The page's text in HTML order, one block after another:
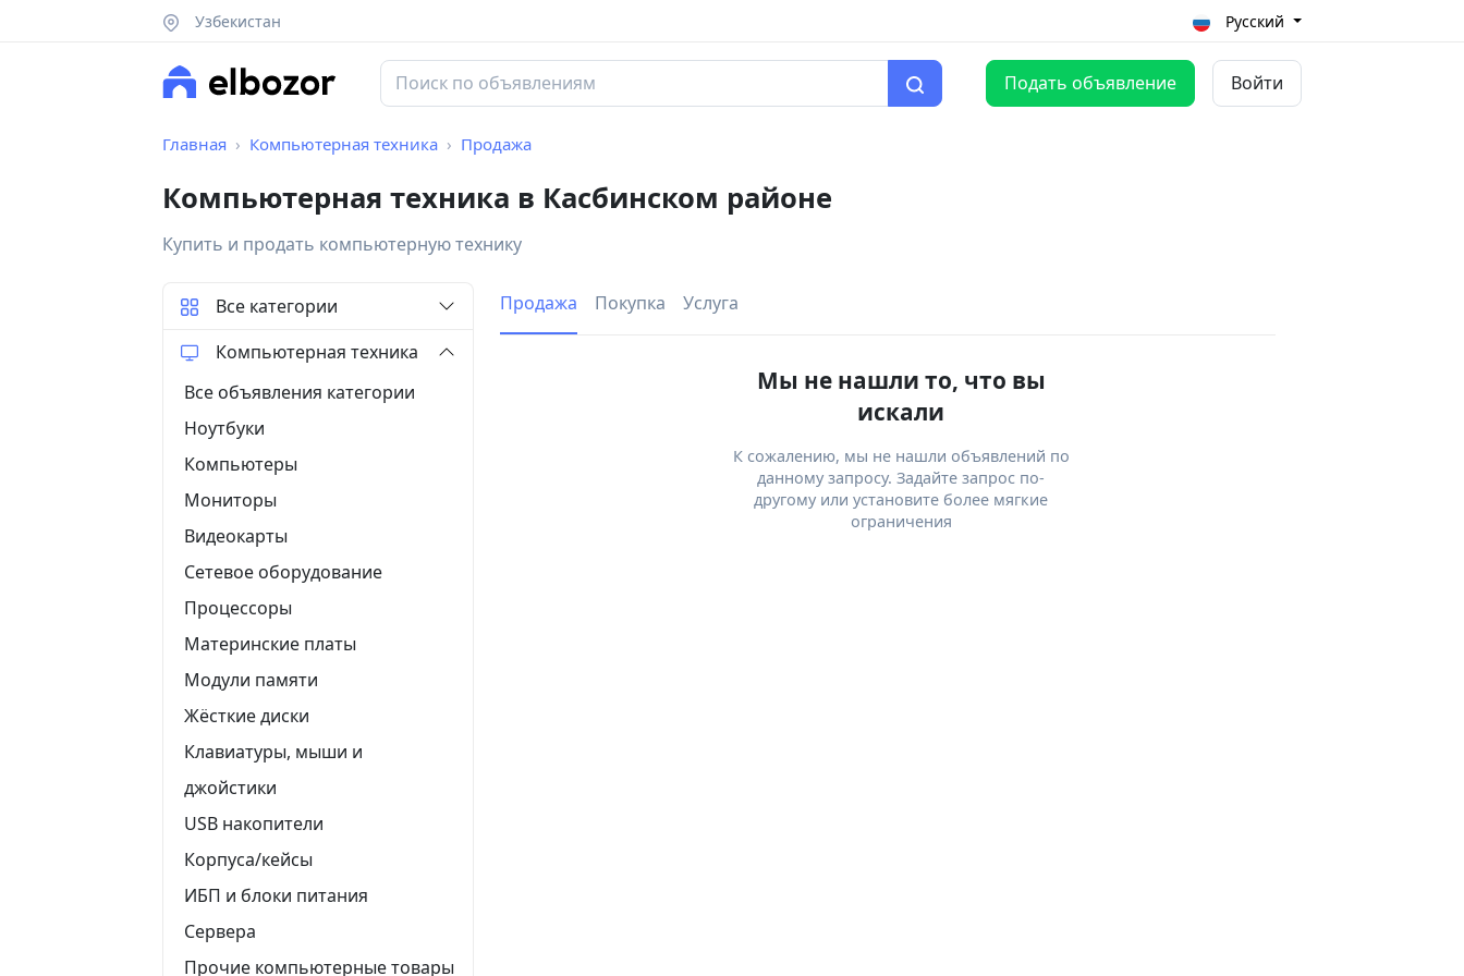
Узбекистан Русский
Подать объявление Войти
Главная Компьютерная техника Продажа
Компьютерная техника в Касбинском районе
Купить и продать компьютерную технику
Продажа Покупка Услуга
Мы не нашли то, что вы
искали
К сожалению, мы не нашли объявлений по
данному запросу. Задайте запрос по-
другому или установите более мягкие
ограничения
Все категории
Компьютерная техника
Все объявления категории
Ноутбуки
Компьютеры
Мониторы
Видеокарты
Сетевое оборудование
Процессоры
Материнские платы
Модули памяти
Жёсткие диски
Клавиатуры, мыши и
джойстики
USB накопители
Корпуса/кейсы
ИБП и блоки питания
Сервера
Прочие компьютерные товары